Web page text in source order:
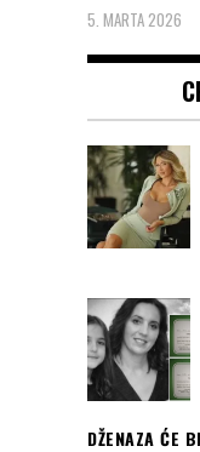
5. MARTA 2026
DŽENAZA ĆE